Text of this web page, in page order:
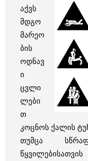
აქვს
მდგო
მარეო
ბის
ოდნავ
ი
ცვლი
ლები
თ
კოცნოს ქალის
თუმცა